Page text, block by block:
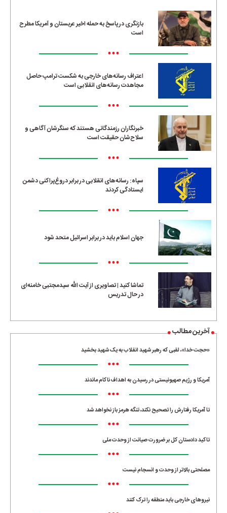
بازنگری در پاسخ به حمله اخیر عربستان و آمریکا مطرح
است
•••
اعتراف رسانه‌های خارجی به شکست ترامپ حاصل
مجاهدت رسانه‌های انقلابی است
•••
خبرنگاران رزمندگانی هستند که سنگرشان آگاهی و
سلاح‌شان حقیقت است
•••
سپاه: رسانه‌های انقلابی در برابر دروغ‌پراکنی دشمن
ایستادگی کردند
•••
جهان اسلام باید در برابر اسرائیل متحد شود
•••
تماشا کنید | تصاویری از آیت الله سیدمجتبی خامنه‌ای
در حال تدریس
آخرین مطالب
«حجت خدا»، لقبی که رهبر شهید انقلاب به یک شهید بخشید
•••
آمریکا و رژیم صهیونیستی در رسیدن به اهداف ناکام ماندند
•••
تا آمریکا رفتارش را تصحیح نکند، تنگه هرمز باز نخواهد شد
•••
تاکید دادستان کل بر ضرورت صیانت از وحدت ملی
•••
مصلحتی بالاتر از وحدت و انسجام نیست
•••
نیروهای خارجی باید منطقه را ترک کنند